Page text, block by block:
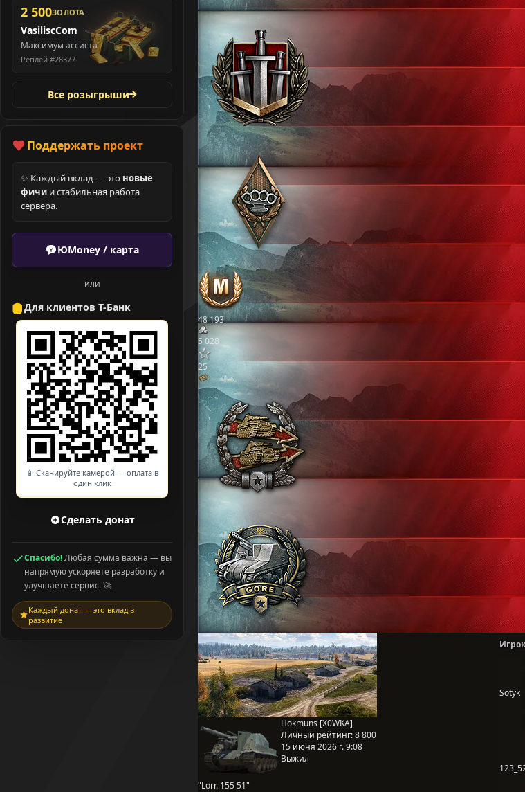
2 500ЗОЛОТА
VasiliscCom
Максимум ассиста
Реплей #28377
Все розыгрыши
Поддержать проект
✨ Каждый вклад — это новые
фичи и стабильная работа
сервера.
ЮMoney / карта
или
Для клиентов Т-Банк
📱 Сканируйте камерой — оплата в
один клик
Сделать донат
Спасибо!Любая сумма важна — вы
напрямую ускоряете разработку и
улучшаете сервис. 🚀
Каждый донат — это вклад в
развитие
48 193
5 028
25
"Lorr. 155 51"
Hokmuns [X0WKA]
Личный рейтинг:8 800
15 июня 2026 г. 9:08
Выжил
Игрок
Sotyk